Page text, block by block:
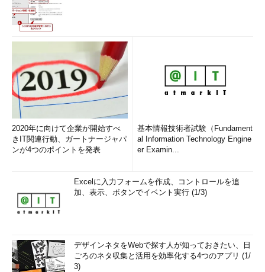
2020年に向けて企業が開始すべ
きIT関連行動、ガートナージャパ
ンが4つのポイントを発表
基本情報技術者試験（Fundament
al Information Technology Engine
er Examin...
Excelに入力フォームを作成、コントロールを追
加、表示、ボタンでイベント実行 (1/3)
デザインネタをWebで探す人が知っておきたい、日
ごろのネタ収集と活用を効率化する4つのアプリ (1/
3)